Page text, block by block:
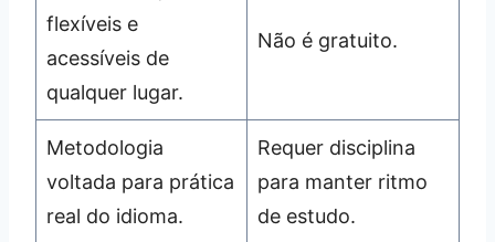
flexíveis e
acessíveis de
qualquer lugar.
Não é gratuito.
Metodologia
voltada para prática
real do idioma.
Requer disciplina
para manter ritmo
de estudo.